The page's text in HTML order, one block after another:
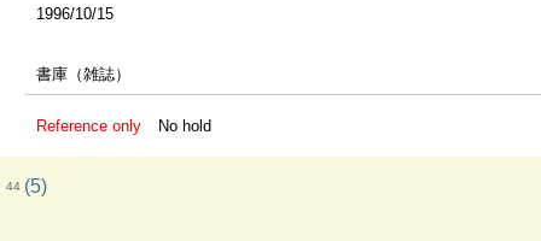
1996/10/15
書庫（雑誌）
Reference only No hold
44 (5)